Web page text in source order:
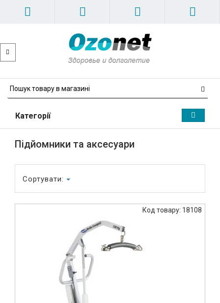
Категорії
Підйомники та аксесуари
Сортувати:
Код товару: 18108